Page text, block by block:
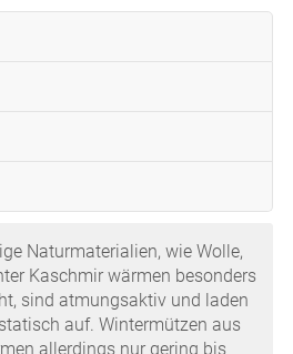
Naturmaterialien, wie Wolle,
Kaschmir wärmen besonders
sind atmungsaktiv und laden
auf. Wintermützen aus
allerdings nur gering bis